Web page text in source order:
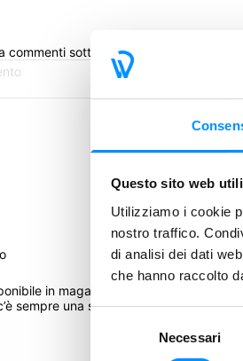
Questo sito web
Utilizziamo i cookie
nostro traffico.
di analisi dei dati
che hanno raccolto
Necessari
commenti sotto questo post. Commenta
in magazzino dal January 31, 2024
sempre una seconda opportunità!